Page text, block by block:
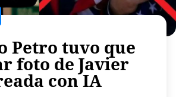
Petro tuvo que
foto de Javier
con IA